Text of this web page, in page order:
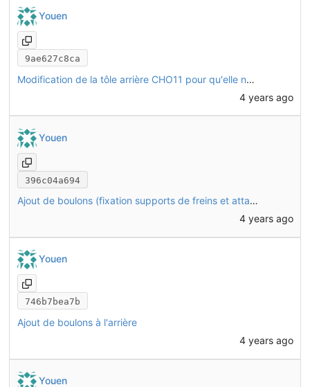
Youen
9ae627c8ca
Modification de la tôle arrière CHO11 pour qu'elle ne touche pas les rondelles
4 years ago
Youen
396c04a694
Ajout de boulons (fixation supports de freins et attache remorque)
4 years ago
Youen
746b7bea7b
Ajout de boulons à l'arrière
4 years ago
Youen